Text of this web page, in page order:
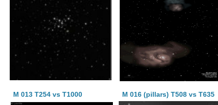
M 013 T254 vs T1000 M 016 (pillars) T508 vs T635